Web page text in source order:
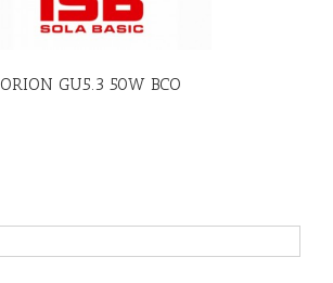
ORION GU5.3 50W BCO